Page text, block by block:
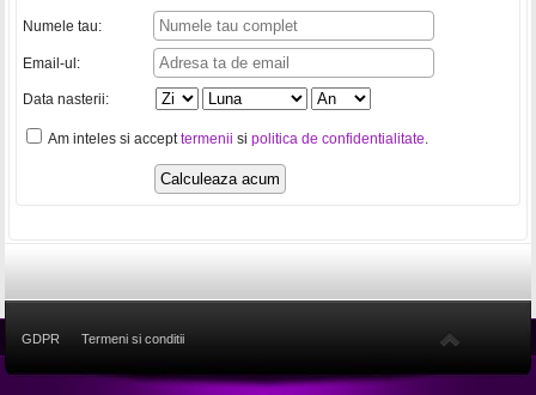
Numele tau:
Email-ul:
Data nasterii:
Am inteles si accepttermenii si politica de confidentialitate.
GDPR Termeni si conditii